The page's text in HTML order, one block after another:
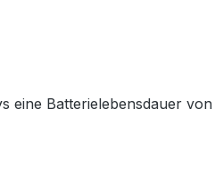
eine Batterielebensdauer